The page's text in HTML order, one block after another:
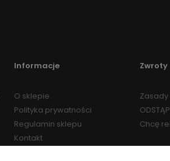
Informacje
O sklepie
Polityka prywatności
Regulamin sklepu
Kontakt
Chcę